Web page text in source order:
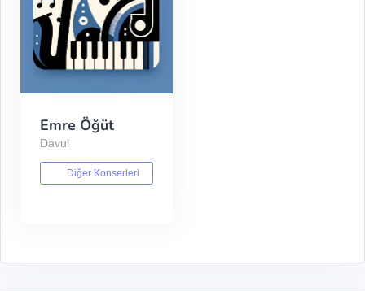
Emre Öğüt
Davul
Diğer Konserleri